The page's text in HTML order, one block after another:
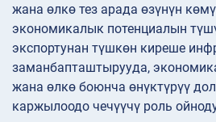
жана өлкө тез арада өзүнүн
экономикалык потенциалын
экспортунан түшкөн киреше
заманбапташтырууда,
жана өлкө боюнча өнүктүрүү
каржылоодо чечүүчү роль